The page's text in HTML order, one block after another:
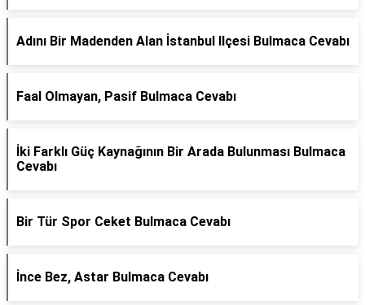
Adını Bir Madenden Alan İstanbul Ilçesi Bulmaca Cevabı
Faal Olmayan, Pasif Bulmaca Cevabı
İki Farklı Güç Kaynağının Bir Arada Bulunması Bulmaca
Cevabı
Bir Tür Spor Ceket Bulmaca Cevabı
İnce Bez, Astar Bulmaca Cevabı